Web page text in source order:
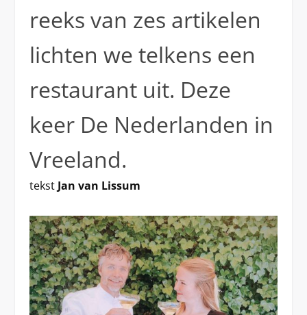
reeks van zes artikelen
lichten we telkens een
restaurant uit. Deze
keer De Nederlanden in
Vreeland.
tekst Jan van Lissum